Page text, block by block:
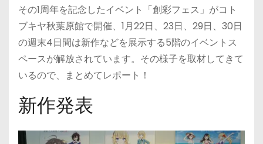
その1周年を記念したイベント「創彩フェス」がコト
ブキヤ秋葉原館で開催、1月22日、23日、29日、30日
の週末4日間は新作などを展示する5階のイベントス
ペースが解放されています。その様子を取材してきて
いるので、まとめてレポート！
新作発表